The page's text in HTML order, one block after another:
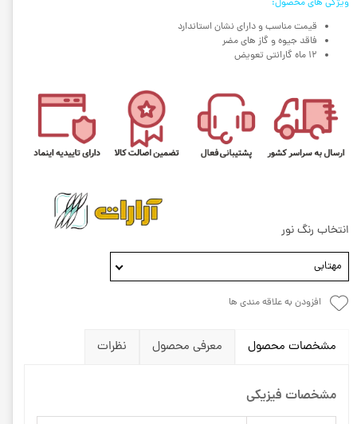
ویژگی های محصول:
قیمت مناسب و دارای نشان استاندارد
فاقد جیوه و گاز های مضر
12 ماه گارانتی تعویض
انتخاب رنگ نور
مهتابی
افزودن به علاقه مندی ها
مشخصات محصول معرفی محصول نظرات
مشخصات فیزیکی